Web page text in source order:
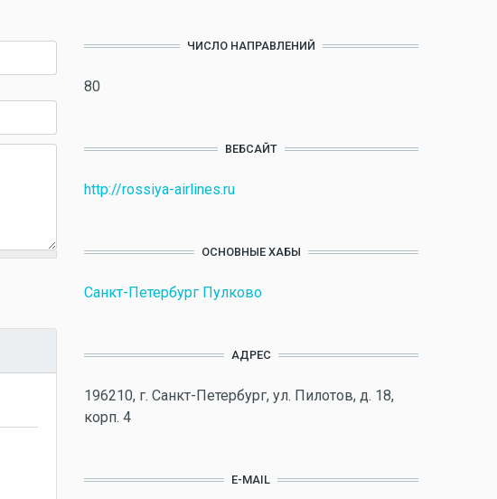
ЧИСЛО НАПРАВЛЕНИЙ
80
ВЕБСАЙТ
http://rossiya-airlines.ru
ОСНОВНЫЕ ХАБЫ
Санкт-Петербург Пулково
АДРЕС
196210, г. Санкт-Петербург, ул. Пилотов, д. 18,
корп. 4
E-MAIL